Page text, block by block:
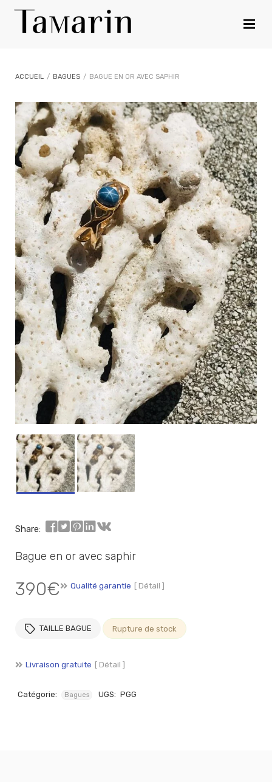
ACCUEIL / BAGUES / BAGUE EN OR AVEC SAPHIR
Share:
Bague en or avec saphir
390€ Qualité garantie [ Détail ]
TAILLE BAGUE Rupture de stock
Livraison gratuite [ Détail ]
Catégorie: Bagues UGS: PGG